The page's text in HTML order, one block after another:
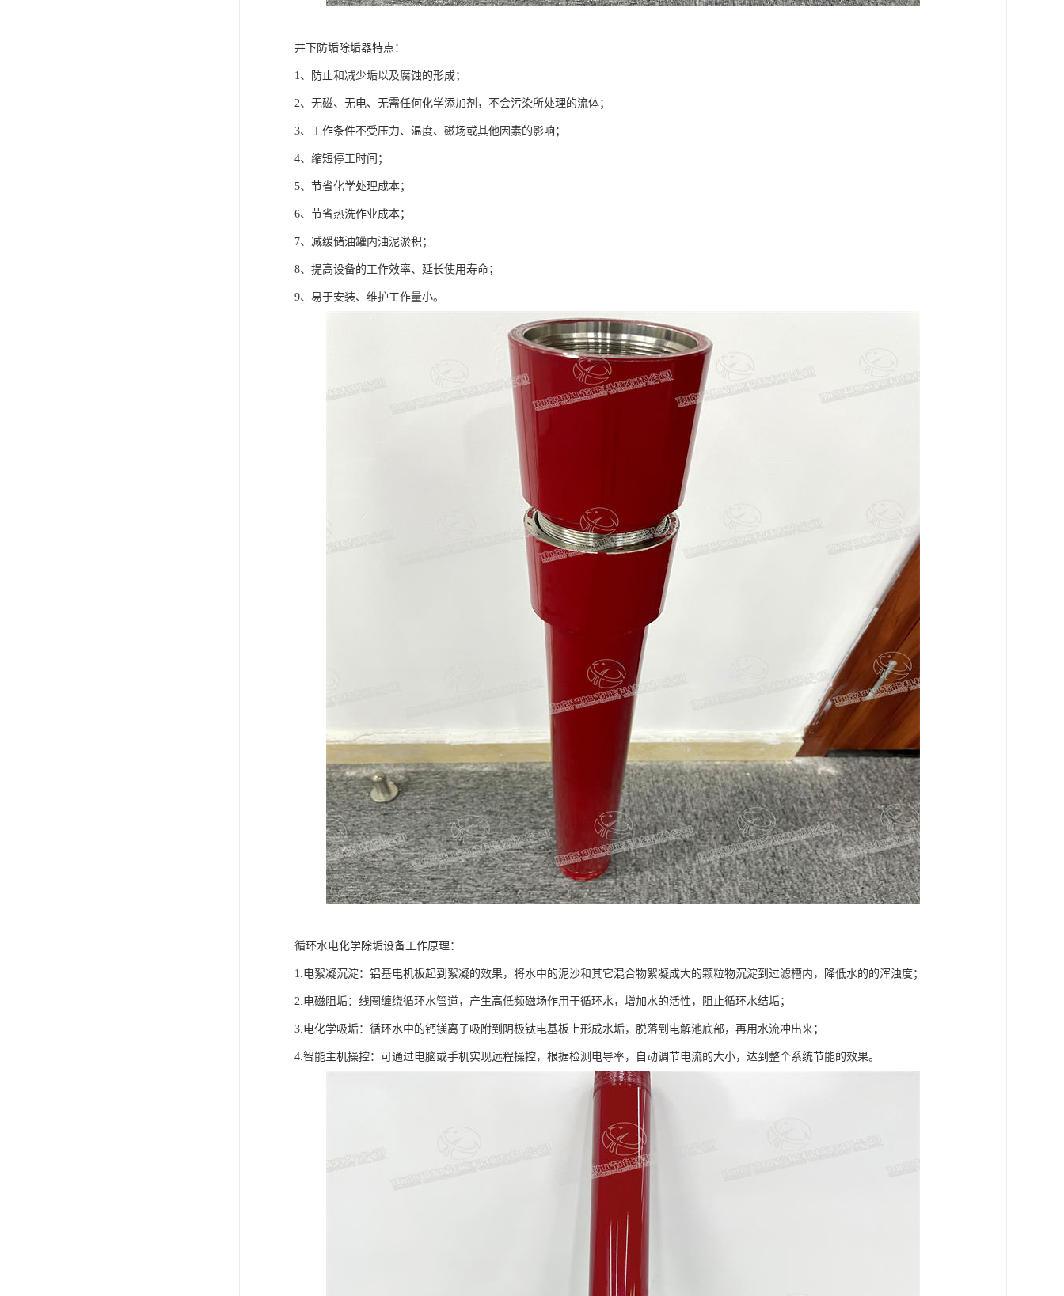
井下防垢除垢器特点：
1、防止和减少垢以及腐蚀的形成；
2、无磁、无电、无需任何化学添加剂，不会污染所处理的流体；
3、工作条件不受压力、温度、磁场或其他因素的影响；
4、缩短停工时间；
5、节省化学处理成本；
6、节省热洗作业成本；
7、减缓储油罐内油泥淤积；
8、提高设备的工作效率、延长使用寿命；
9、易于安装、维护工作量小。
循环水电化学除垢设备工作原理：
1.电絮凝沉淀：铝基电机板起到絮凝的效果，将水中的泥沙和其它混合物絮凝成大的颗粒物沉淀到过滤槽内，降低水的的浑浊度；
2.电磁阻垢：线圈缠绕循环水管道，产生高低频磁场作用于循环水，增加水的活性，阻止循环水结垢；
3.电化学吸垢：循环水中的钙镁离子吸附到阴极钛电基板上形成水垢，脱落到电解池底部，再用水流冲出来；
4.智能主机操控：可通过电脑或手机实现远程操控，根据检测电导率，自动调节电流的大小，达到整个系统节能的效果。